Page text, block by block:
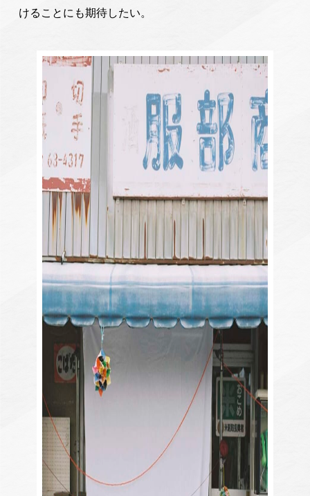
けることにも期待したい。